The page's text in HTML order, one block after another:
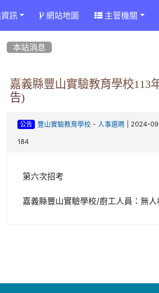
訊 網站地圖 主管機關
本站消息
嘉義縣豐山實驗教育學校113
告)
公告 豐山實驗教育學校 - 人事選聘 | 2024-
184
第六次招考
嘉義縣豐山實驗學校/廚工人員：無人